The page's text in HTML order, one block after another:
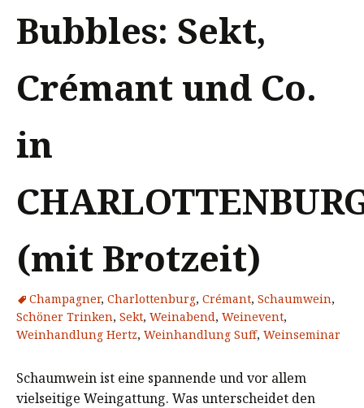
Bubbles: Sekt,
Crémant und Co.
in
(mit Brotzeit)
Champagner, Charlottenburg, Crémant, Schaumwein,
Schöner Trinken, Sekt, Weinabend, Weinevent,
Weinhandlung Hertz, Weinhandlung Suff, Weinseminar
Schaumwein ist eine spannende und vor allem
vielseitige Weingattung. Was unterscheidet den